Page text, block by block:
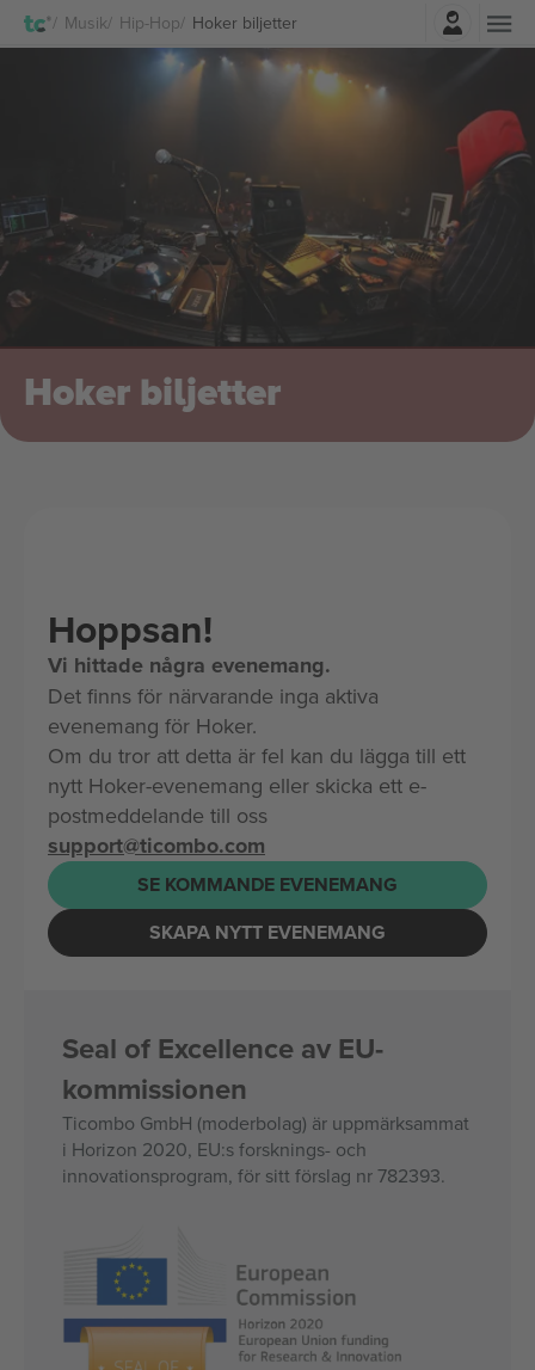
Musik Hip-Hop Hoker biljetter
Hoker biljetter
Hoppsan!
Vi hittade några evenemang.
Det finns för närvarande inga aktiva
evenemang för Hoker.
Om du tror att detta är fel kan du lägga till ett
nytt Hoker-evenemang eller skicka ett e-
postmeddelande till oss
support@ticombo.com
SE KOMMANDE EVENEMANG
SKAPA NYTT EVENEMANG
Seal of Excellence av EU-
kommissionen
Ticombo GmbH (moderbolag) är uppmärksammat
i Horizon 2020, EU:s forsknings- och
innovationsprogram, för sitt förslag nr 782393.